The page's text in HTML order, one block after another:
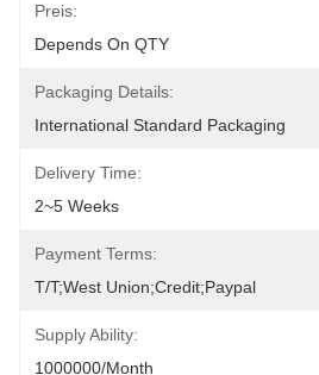
Preis:
Depends On QTY
Packaging Details:
International Standard Packaging
Delivery Time:
2~5 Weeks
Payment Terms:
T/T;West Union;Credit;Paypal
Supply Ability:
1000000/month